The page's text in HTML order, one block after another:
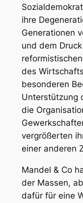
ihre
Generationen
und dem
des
besonderen
Unterstützung
die
vergrößerten
einer anderen
Mandel & Co
der Massen,
dafür für eine